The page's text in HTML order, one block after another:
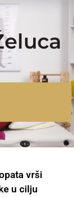
vrši
u cilju